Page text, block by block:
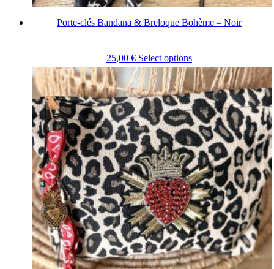
Porte-clés Bandana & Breloque Bohème – Noir
25,00 € Select options